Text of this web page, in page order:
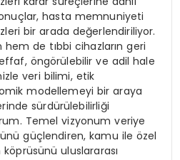
hasta memnuniyeti
bir arada değerlendiriliyor.
de tıbbi cihazların geri
öngörülebilir ve adil hale
veri bilimi, etik
modellemeyi bir araya
sürdürülebilirliği
Temel vizyonum veriye
güçlendiren, kamu ile özel
uluslararası